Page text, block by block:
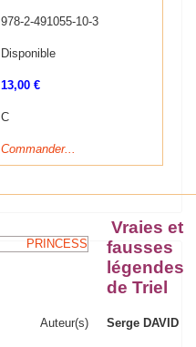
978-2-491055-10-3
Disponible
13,00 €
C
Commander...
Vraies et
fausses
légendes
de Triel
Auteur(s) Serge DAVID